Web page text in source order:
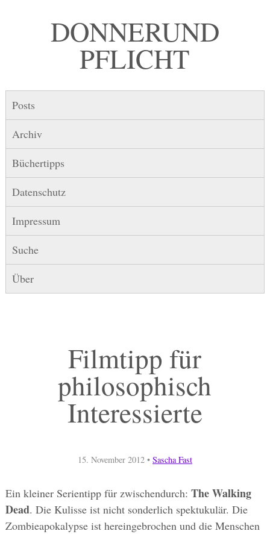
DONNER UND
PFLICHT
Posts
Archiv
Büchertipps
Datenschutz
Impressum
Suche
Über
Filmtipp für
philosophisch
Interessierte
15. November 2012• Sascha Fast
Ein kleiner Serientipp für zwischendurch: The Walking
Dead. Die Kulisse ist nicht sonderlich spektukulär. Die
Zombieapokalypse ist hereingebrochen und die Menschen